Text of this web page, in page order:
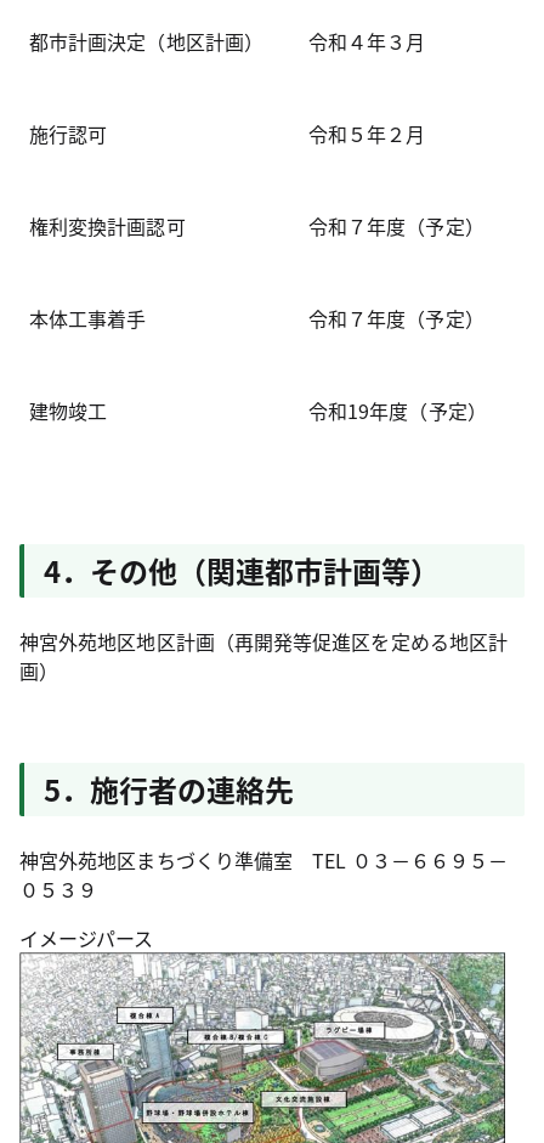
都市計画決定（地区計画） 令和４年３月
施行認可 令和５年２月
権利変換計画認可 令和７年度（予定）
本体工事着手 令和７年度（予定）
建物竣工 令和19年度（予定）
4．その他（関連都市計画等）
神宮外苑地区地区計画（再開発等促進区を定める地区計
画）
5．施行者の連絡先
神宮外苑地区まちづくり準備室 TEL ０３－６６９５－
０５３９
イメージパース